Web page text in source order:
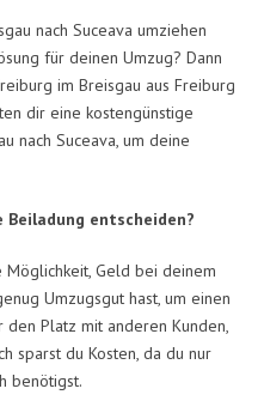
nach Suceava umziehen
für deinen Umzug? Dann
im Breisgau aus Freiburg
dir eine kostengünstige
nach Suceava, um deine
entscheiden?
Geld bei deinem
Umzugsgut hast, um einen
Platz mit anderen Kunden,
sparst du Kosten, da du nur
benötigst.